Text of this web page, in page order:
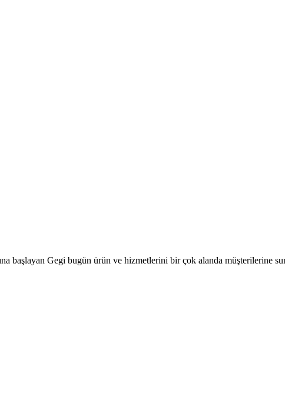
başlayan Gegi bugün ürün ve hizmetlerini bir çok alanda müşterilerine